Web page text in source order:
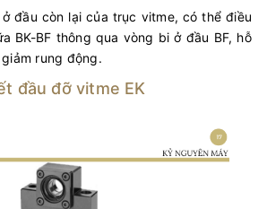
ở đầu còn lại của trục vitme, có thể điều
BK-BF thông qua vòng bi ở đầu BF, hỗ
rung động.
đầu đỡ vitme EK